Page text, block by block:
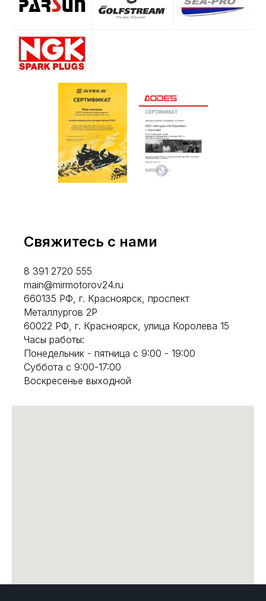
Свяжитесь с нами
8 391 2720 555
main@mirmotorov24.ru
660135 РФ, г. Красноярск, проспект
Металлургов 2Р
60022 РФ, г. Красноярск, улица Королева 15
Часы работы:
Понедельник - пятница с 9:00 - 19:00
Суббота с 9:00-17:00
Воскресенье выходной